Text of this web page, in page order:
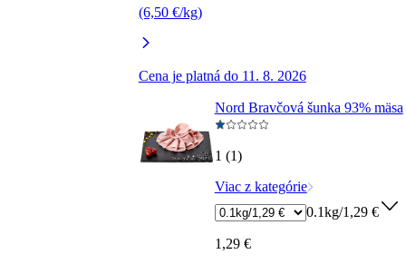
(6,50 €/kg)
Cena je platná do 11. 8. 2026
Nord Bravčová šunka 93% mäsa
1 (1)
Viac z kategórie
0.1kg/1,29 €
1,29 €